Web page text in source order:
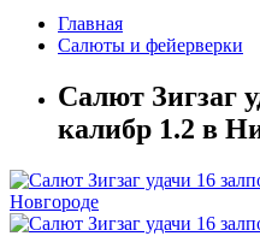
Главная
Салюты и фейерверки
Салют Зигзаг
калибр 1.2 в